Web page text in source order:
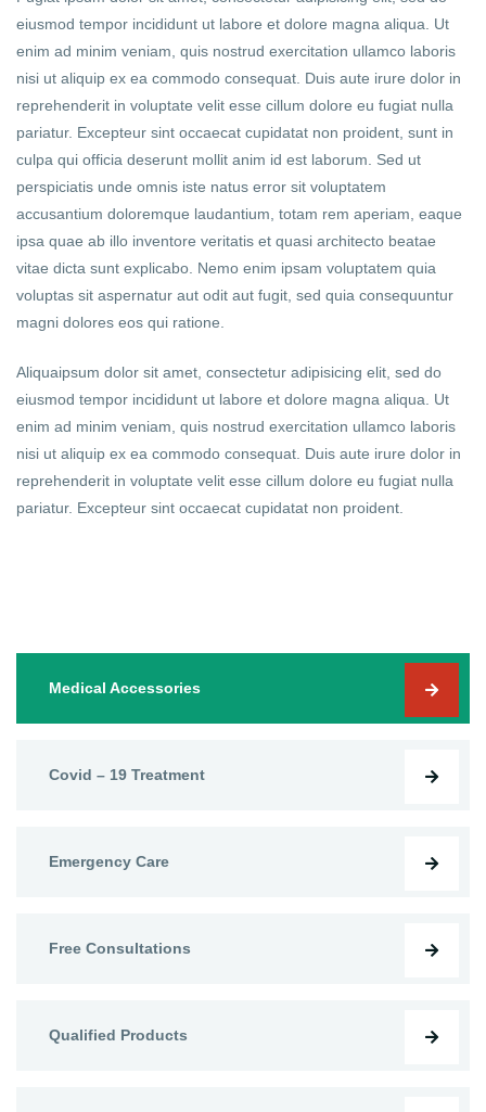
eiusmod tempor incididunt ut labore et dolore magna aliqua. Ut
enim ad minim veniam, quis nostrud exercitation ullamco laboris
nisi ut aliquip ex ea commodo consequat. Duis aute irure dolor in
reprehenderit in voluptate velit esse cillum dolore eu fugiat nulla
pariatur. Excepteur sint occaecat cupidatat non proident, sunt in
culpa qui officia deserunt mollit anim id est laborum. Sed ut
perspiciatis unde omnis iste natus error sit voluptatem
accusantium doloremque laudantium, totam rem aperiam, eaque
ipsa quae ab illo inventore veritatis et quasi architecto beatae
vitae dicta sunt explicabo. Nemo enim ipsam voluptatem quia
voluptas sit aspernatur aut odit aut fugit, sed quia consequuntur
magni dolores eos qui ratione.
Aliquaipsum dolor sit amet, consectetur adipisicing elit, sed do
eiusmod tempor incididunt ut labore et dolore magna aliqua. Ut
enim ad minim veniam, quis nostrud exercitation ullamco laboris
nisi ut aliquip ex ea commodo consequat. Duis aute irure dolor in
reprehenderit in voluptate velit esse cillum dolore eu fugiat nulla
pariatur. Excepteur sint occaecat cupidatat non proident.
Medical Accessories
Covid – 19 Treatment
Emergency Care
Free Consultations
Qualified Products